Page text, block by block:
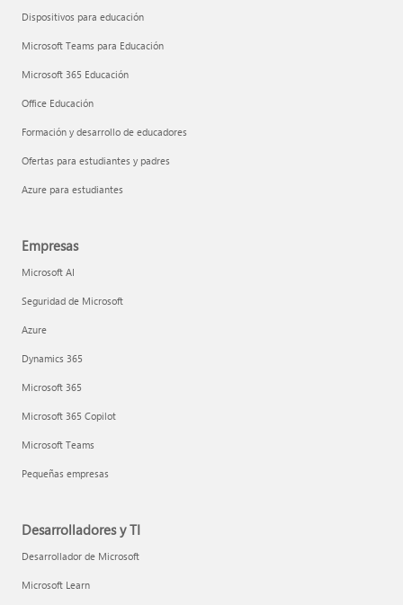
Dispositivos para educación
Microsoft Teams para Educación
Microsoft 365 Educación
Office Educación
Formación y desarrollo de educadores
Ofertas para estudiantes y padres
Azure para estudiantes
Empresas
Microsoft AI
Seguridad de Microsoft
Azure
Dynamics 365
Microsoft 365
Microsoft 365 Copilot
Microsoft Teams
Pequeñas empresas
Desarrolladores y TI
Desarrollador de Microsoft
Microsoft Learn